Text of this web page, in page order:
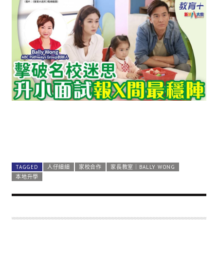
TAGGED 人仔細細 家校合作
家長教室｜BALLY WONG
本地升學